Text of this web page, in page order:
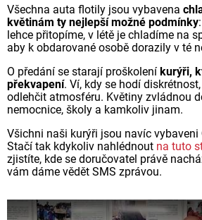
Všechna auta flotily jsou vybavena
květinám ty nejlepší možné podmínky
lehce přitopíme, v létě je chladíme na
aby k obdarované osobě dorazily v té
O předání se starají proškolení kurýři,
překvapení. Ví, kdy se hodí
odlehčit atmosféru. Květiny zvládnou
nemocnice, školy a kamkoliv jinam.
Všichni naši kurýři jsou navíc vybaveni
Stačí tak kdykoliv nahlédnout na tuto
zjistíte, kde se doručovatel právě
vám dáme vědět SMS zprávou.